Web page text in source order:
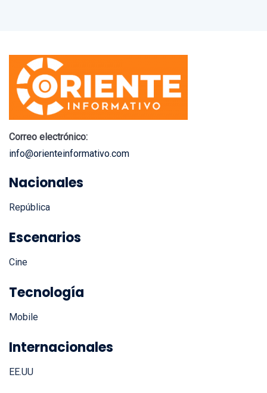
Correo electrónico:
info@orienteinformativo.com
Nacionales
República
Escenarios
Cine
Tecnología
Mobile
Internacionales
EE.UU